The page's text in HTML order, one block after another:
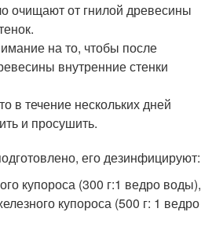
очищают от гнилой древесины
на то, чтобы после
внутренние стенки
в течение нескольких дней
и просушить.
его дезинфицируют:
купороса (300 г:1 ведро воды),
купороса (500 г: 1 ведро